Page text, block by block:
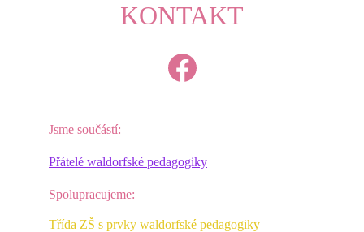
KONTAKT
Jsme součástí:
Přátelé waldorfské pedagogiky
Spolupracujeme:
Třída ZŠ s prvky waldorfské pedagogiky